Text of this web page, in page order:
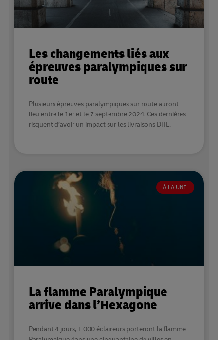
Les changements liés aux
épreuves paralympiques sur
route
Plusieurs épreuves paralympiques sur route auront
lieu entre le 1er et le 7 septembre 2024. Ces dernières
risquent d’avoir un impact sur les livraisons DHL.
À LA UNE
La flamme Paralympique
arrive dans l’Hexagone
Pendant 4 jours, 1 000 éclaireurs porteront la flamme